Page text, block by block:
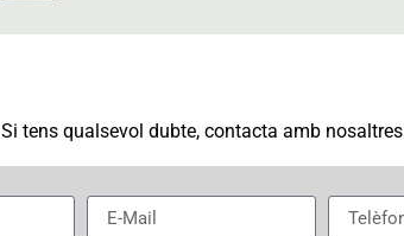
Si tens qualsevol dubte, contacta amb nosaltres